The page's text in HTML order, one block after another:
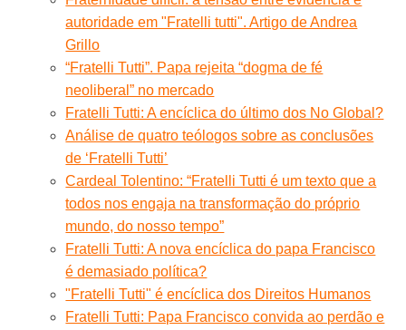
autoridade em "Fratelli tutti". Artigo de Andrea
Grillo
“Fratelli Tutti”. Papa rejeita “dogma de fé
neoliberal” no mercado
Fratelli Tutti: A encíclica do último dos No Global?
Análise de quatro teólogos sobre as conclusões
de ‘Fratelli Tutti’
Cardeal Tolentino: “Fratelli Tutti é um texto que a
todos nos engaja na transformação do próprio
mundo, do nosso tempo”
Fratelli Tutti: A nova encíclica do papa Francisco
é demasiado política?
"Fratelli Tutti" é encíclica dos Direitos Humanos
Fratelli Tutti: Papa Francisco convida ao perdão e